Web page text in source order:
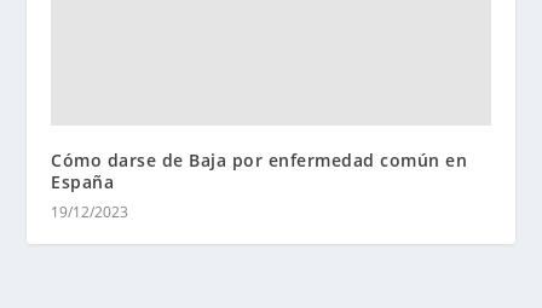
Cómo darse de Baja por enfermedad común en
España
19/12/2023